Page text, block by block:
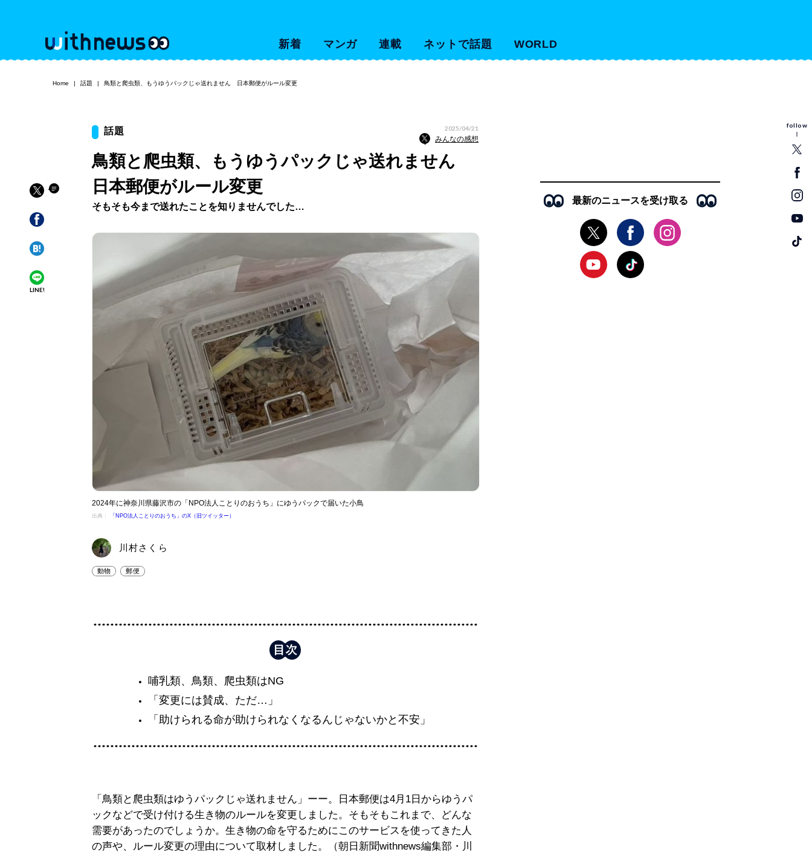
新着 マンガ 連載 ネットで話題 WORLD
follow
Home 話題 鳥類と爬虫類、もうゆうパックじゃ送れません 日本郵便がルール変更
LINE!
話題 2025/04/21
みんなの感想
鳥類と爬虫類、もうゆうパックじゃ送れません
日本郵便がルール変更
そもそも今まで送れたことを知りませんでした…
2024年に神奈川県藤沢市の「NPO法人ことりのおうち」にゆうパックで届いた小鳥
出典： 「NPO法人ことりのおうち」のX（旧ツイッター）
川村さくら
動物 郵便
哺乳類、鳥類、爬虫類はNG
「変更には賛成、ただ…」
「助けられる命が助けられなくなるんじゃないかと不安」
「鳥類と爬虫類はゆうパックじゃ送れません」ーー。日本郵便は4月1日からゆうパ
ックなどで受け付ける生き物のルールを変更しました。そもそもこれまで、どんな
需要があったのでしょうか。生き物の命を守るためにこのサービスを使ってきた人
の声や、ルール変更の理由について取材しました。（朝日新聞withnews編集部・川
最新のニュースを受け取る